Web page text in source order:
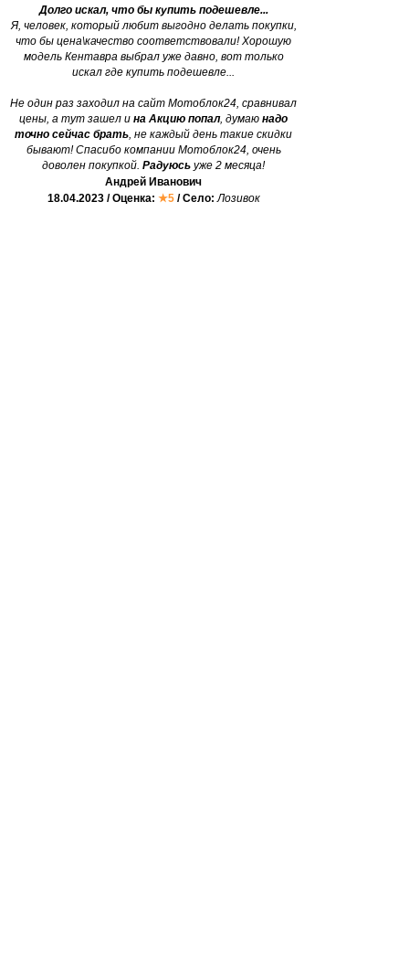
Долго искал, что бы купить подешевле...
Я, человек, который любит выгодно делать покупки,
что бы цена\качество соответствовали! Хорошую
модель Кентавра выбрал уже давно, вот только
искал где купить подешевле...
Не один раз заходил на сайт Мотоблок24, сравнивал
цены, а тут зашел и на Акцию попал, думаю надо
точно сейчас брать, не каждый день такие скидки
бывают! Спасибо компании Мотоблок24, очень
доволен покупкой. Радуюсь уже 2 месяца!
Андрей Иванович
18.04.2023 / Оценка: ★5 / Село: Лозивок